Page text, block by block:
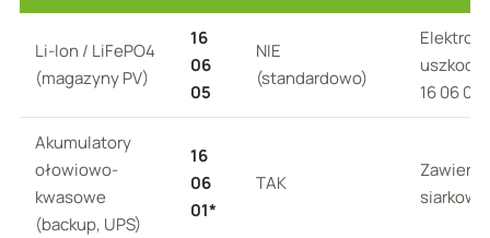
Li-Ion / LiFePO4
(magazyny PV)
16
06
05
NIE
(standardowo)
16 06 06*
Akumulatory
ołowiowo-
kwasowe
(backup, UPS)
16
06
01*
TAK
siarkowy